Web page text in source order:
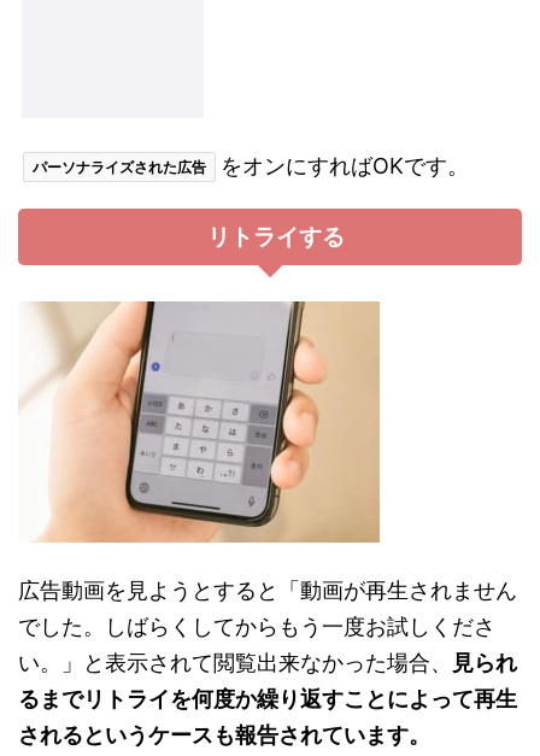
パーソナライズされた広告 をオンにすればOKです。
リトライする
広告動画を見ようとすると「動画が再生されません
でした。しばらくしてからもう一度お試しくださ
い。」と表示されて閲覧出来なかった場合、
見られ
るまでリトライを何度か繰り返すことによって再生
されるというケースも報告されています。